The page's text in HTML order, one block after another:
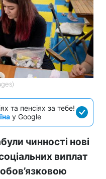
та пенсіях за тебе!
у Google
чинності нові
виплат